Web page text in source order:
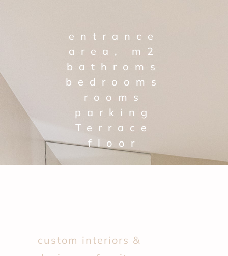
entrance
area, m2
bathroms
bedrooms
rooms
parking
Terrace
floor
custom interiors &